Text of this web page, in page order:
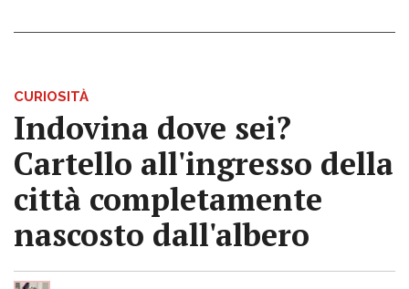
CURIOSITÀ
Indovina dove sei?
Cartello all'ingresso della
città completamente
nascosto dall'albero